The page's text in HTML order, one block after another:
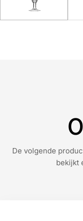
De volgende
bekijkt